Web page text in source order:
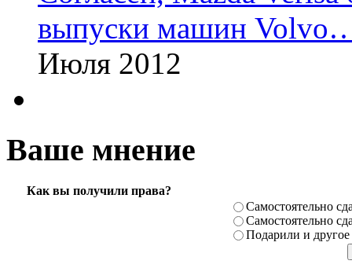
выпуски машин
Июля 2012
Ваше мнение
Как вы получили права?
Самостоя­тельно
Самостоя­тельно
Подарили­ и другое